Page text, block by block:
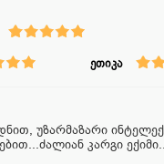
ეთიკა
უზარმაზარი
კარგი ექიმი...